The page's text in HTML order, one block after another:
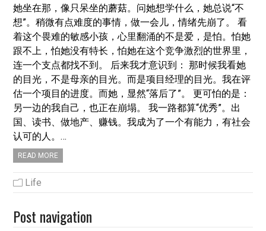
她坐在那，像只呆坐的蘑菇。问她想学什么，她总说“不
想”。稍微有点难度的事情，做一会儿，情绪先崩了。 看
着这个畏难的敏感小孩，心里翻涌的不是爱，是怕。怕她
跟不上，怕她没有特长，怕她在这个竞争激烈的世界里，
连一个支点都找不到。 后来我才意识到： 那时候我看她
的目光，不是母亲的目光。而是项目经理的目光。我在评
估一个项目的进度。而她，显然“落后了”。 更可怕的是：
另一边的我自己，也正在崩塌。 我一路都算“优秀”。出
国、读书、做地产、赚钱。我成为了一个有能力，有社会
认可的人。…
READ MORE
Life
Post navigation